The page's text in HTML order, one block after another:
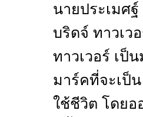
นายประเมศ
บริดจ์ ทาวเว
ทาวเวอร์ เป็
มาร์คที่จะเป็น
ใช้ชีวิต โดยอ